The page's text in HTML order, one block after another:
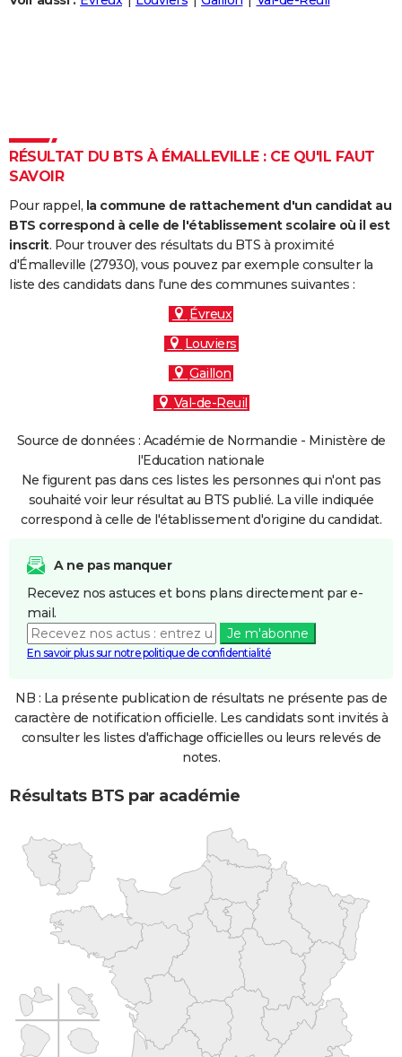
Carte de Noël
Carte Bonne année
Carte Saint-Valentin
Carte Pâques
Carte d'anniversaire
Dictionnaire
Biographies
Citations
Expressions
Proverbes
PROGRAMME TV
COPAINS D'AVANT
S'inscrire
Se connecter
Lycées
Collèges
Primaires
Universités
Entreprises
Service militaire
Avis de recherche
AVIS DE DÉCÈS
RÉSULTAT DU BTS À ÉMALLEVILLE : CE QU'IL FAUT
SAVOIR
Pour rappel, la commune de rattachement d'un candidat au
BTS correspond à celle de l'établissement scolaire où il est
inscrit. Pour trouver des résultats du BTS à proximité
d'Émalleville (27930), vous pouvez par exemple consulter la
liste des candidats dans l'une des communes suivantes :
Évreux
Louviers
Gaillon
Val-de-Reuil
Source de données : Académie de Normandie - Ministère de
l'Education nationale
Ne figurent pas dans ces listes les personnes qui n'ont pas
souhaité voir leur résultat au BTS publié. La ville indiquée
correspond à celle de l'établissement d'origine du candidat.
A ne pas manquer
Recevez nos astuces et bons plans directement par e-
mail.
Je m'abonne
En savoir plus sur notre politique de confidentialité
NB : La présente publication de résultats ne présente pas de
caractère de notification officielle. Les candidats sont invités à
consulter les listes d'affichage officielles ou leurs relevés de
notes.
Résultats BTS par académie